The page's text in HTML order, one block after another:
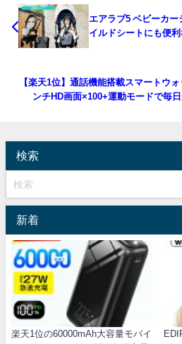
エアラブ5 ベビーカ
イルドシートにも便
【楽天1位】通話機能搭載スマートウ
ンチHD画面×100+運動モードで毎
検索
新着
楽天1位の60000mAh大容量モバイ